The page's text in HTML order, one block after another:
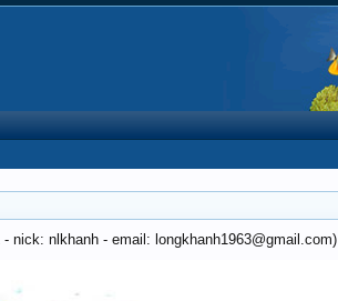
nick: nlkhanh - email: longkhanh1963@gmail.com)